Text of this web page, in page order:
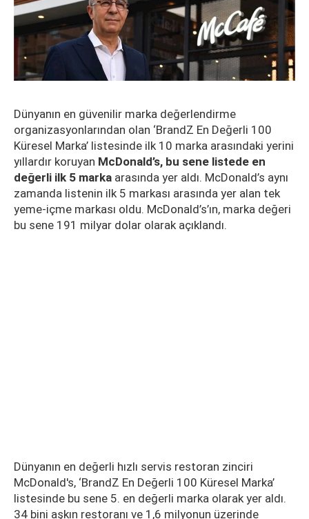
Dünyanın en güvenilir marka değerlendirme
organizasyonlarından olan ‘BrandZ En Değerli 100
Küresel Marka’ listesinde ilk 10 marka arasındaki yerini
yıllardır koruyan McDonald’s, bu sene listede en
değerli ilk 5 marka arasında yer aldı. McDonald’s aynı
zamanda listenin ilk 5 markası arasında yer alan tek
yeme-içme markası oldu. McDonald’s’ın, marka değeri
bu sene 191 milyar dolar olarak açıklandı.
Dünyanın en değerli hızlı servis restoran zinciri
McDonald's, ‘BrandZ En Değerli 100 Küresel Marka’
listesinde bu sene 5. en değerli marka olarak yer aldı.
34 bini aşkın restoranı ve 1,6 milyonun üzerinde